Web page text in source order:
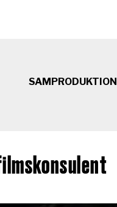
SAMPRODUKTION